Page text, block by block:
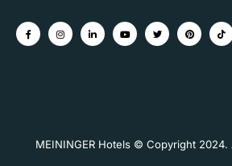
MEININGER Hotels © Copyright